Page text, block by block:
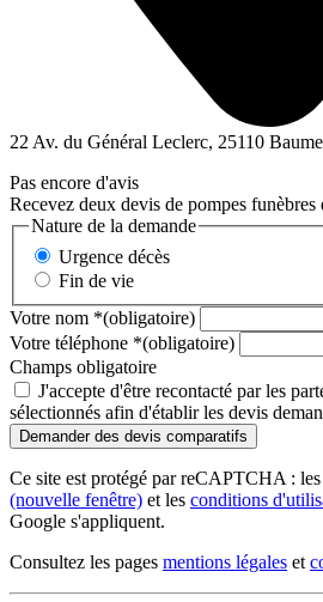
22 Av. du Général Leclerc, 25110
Pas encore d'avis
Recevez deux devis de pompes funèbres
Nature de la demande
Urgence décès
Fin de vie
Votre nom *(obligatoire)
Votre téléphone *(obligatoire)
Champs obligatoire
J'accepte d'être recontacté par les
sélectionnés afin d'établir les devis
Ce site est protégé par reCAPTCHA : les
(nouvelle fenêtre) et les conditions
Google s'appliquent.
Consultez les pages mentions légales et